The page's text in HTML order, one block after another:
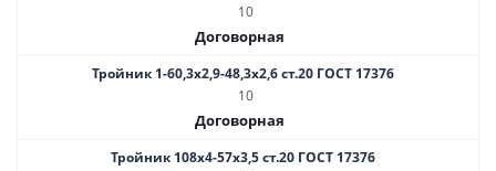
10
Договорная
Тройник 1-60,3х2,9-48,3х2,6 ст.20 ГОСТ 17376
10
Договорная
Тройник 108х4-57х3,5 ст.20 ГОСТ 17376